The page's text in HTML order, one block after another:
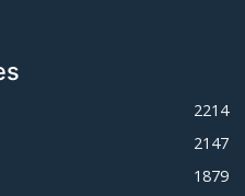
2214
2147
1879